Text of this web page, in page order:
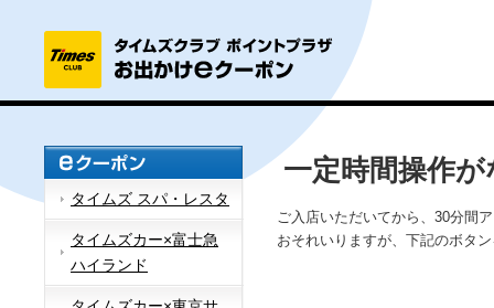
タイムズ スパ・レスタ
タイムズカー×富士急
ハイランド
一定時間操作
ご入店いただいてから、30分間
おそれいりますが、下記のボタ